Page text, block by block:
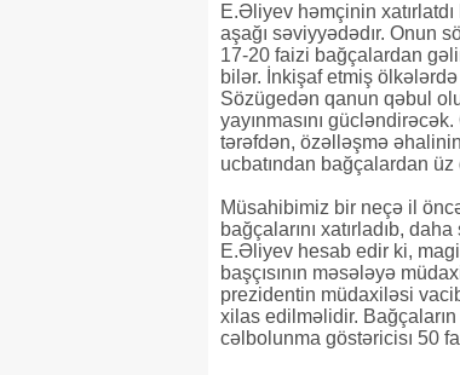
E.Əliyev həmçinin
aşağı səviyyədədır. Onun
17-20 faizi bağçalardan
bilər. İnkişaf etmiş
Sözügedən qanun qəbul
yayınmasını
tərəfdən, özəlləşmə
ucbatından bağçalardan üz
Müsahibimiz bir neçə il
bağçalarını xatırladıb,
E.Əliyev hesab edir ki,
başçısının məsələyə
prezidentin müdaxiləsi
xilas edilməlidir.
cəlbolunma göstəricisı 50